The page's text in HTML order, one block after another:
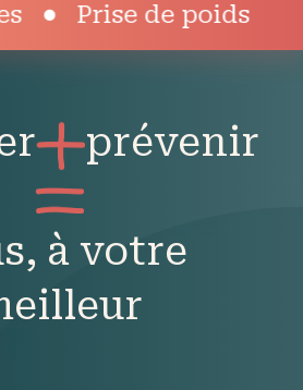
poids Vertiges
prévenir
à votre